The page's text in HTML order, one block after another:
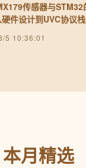
传感器与STM32
件设计到UVC协议
5 10:36:01
本月精选